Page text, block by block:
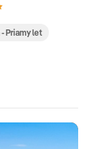
Priamy let